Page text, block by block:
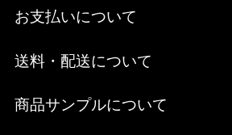
お支払いについて
送料・配送について
商品サンプルについて